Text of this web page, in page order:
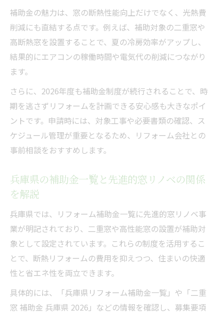
補助金の魅力は、窓の断熱性能向上だけでなく、光熱費
削減にも直結する点です。例えば、補助対象の二重窓や
高断熱窓を設置することで、夏の冷房効率がアップし、
結果的にエアコンの稼働時間や電気代の削減につながり
ます。
さらに、2026年度も補助金制度が続行されることで、時
期を逃さずリフォームを計画できる安心感も大きなポイ
ントです。申請時には、対象工事や必要書類の確認、ス
ケジュール管理が重要となるため、リフォーム会社との
事前相談をおすすめします。
兵庫県の補助金一覧と先進的窓リノベの関係
を解説
兵庫県では、リフォーム補助金一覧に先進的窓リノベ事
業が明記されており、二重窓や高性能窓の設置が補助対
象として設定されています。これらの制度を活用するこ
とで、断熱リフォームの費用を抑えつつ、住まいの快適
性と省エネ性を両立できます。
具体的には、「兵庫県リフォーム補助金一覧」や「二重
窓 補助金 兵庫県 2026」などの情報を確認し、募集要項